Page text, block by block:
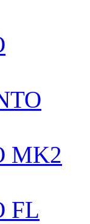
MK2
FL